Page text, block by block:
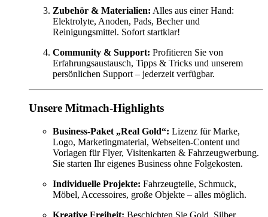
Zubehör & Materialien: Alles aus einer Hand:
Elektrolyte, Anoden, Pads, Becher und
Reinigungsmittel. Sofort startklar!
Community & Support: Profitieren Sie von
Erfahrungsaustausch, Tipps & Tricks und unserem
persönlichen Support – jederzeit verfügbar.
Unsere Mitmach-Highlights
Business-Paket „Real Gold“: Lizenz für Marke,
Logo, Marketingmaterial, Webseiten-Content und
Vorlagen für Flyer, Visitenkarten & Fahrzeugwerbung.
Sie starten Ihr eigenes Business ohne Folgekosten.
Individuelle Projekte: Fahrzeugteile, Schmuck,
Möbel, Accessoires, große Objekte – alles möglich.
Kreative Freiheit: Beschichten Sie Gold, Silber,